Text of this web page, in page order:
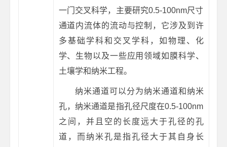
一门交叉科学，主要研究0.5-100nm尺寸
通道内流体的流动与控制，它涉及到许
多基础学科和交叉学科，如物理、化
学、生物以及一些应用领域如膜科学、
土壤学和纳米工程。
纳米通道可以分为纳米通道和纳米
孔，纳米通道是指孔径尺度在0.5-100nm
之间，并且空的长度远大于孔径的孔
道，而纳米孔是指孔径大于其自身长